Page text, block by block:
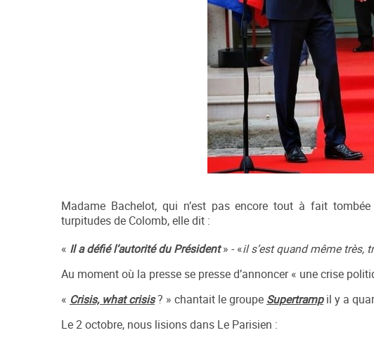
Madame Bachelot, qui n’est pas encore tout à fait
turpitudes de Colomb, elle dit :
« Il a défié l’autorité du Président» - «il s’est quand même très,
Au moment où la presse se presse d’annoncer « une crise
« Crisis, what crisis? » chantait le groupe Supertrampil y a
Le 2 octobre, nous lisions dans Le Parisien :